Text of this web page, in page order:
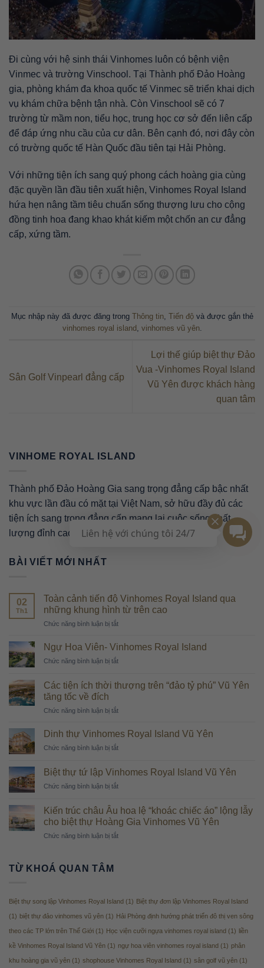
Đi cùng với hệ sinh thái Vinhomes luôn có bệnh viện
Vinmec và trường Vinschool. Tại Thành phố Đảo Hoàng
gia, phòng khám đa khoa quốc tế Vinmec sẽ triển khai dịch
vụ khám chữa bệnh tận nhà. Còn Vinschool sẽ có 7
trường từ mầm non, tiểu học, trung học cơ sở đến liên cấp
để đáp ứng nhu cầu của cư dân. Bên cạnh đó, nơi đây còn
có trường quốc tế Hàn Quốc đầu tiên tại Hải Phòng.
Với những tiện ích sang quý phong cách hoàng gia cùng
đặc quyền lần đầu tiên xuất hiện, Vinhomes Royal Island
hứa hẹn nâng tầm tiêu chuẩn sống thượng lưu cho cộng
đồng tinh hoa đang khao khát kiếm một chốn an cư đẳng
cấp, xứng tầm.
Mục nhập này đã được đăng trong Thông tin, Tiến độvà được gắn thẻ
vinhomes royal island , vinhomes vũ yên.
Sân Golf Vinpearl đẳng cấp
Lợi thế giúp biệt thự Đảo
Vua -Vinhomes Royal Island
Vũ Yên được khách hàng
quan tâm
VINHOME ROYAL ISLAND
Thành phố Đảo Hoàng Gia sang trọng đẳng cấp bậc nhất
khu vực lần đầu có mặt tại Việt Nam, sở hữu đầy đủ các
tiện ích sang trọng đẳng cấp mạng lại cuộc sống chất
lượng đỉnh cao hàng đầu khu vực và thế giới
BÀI VIẾT MỚI NHẤT
02
Th1
Toàn cảnh tiến độ Vinhomes Royal Island qua
những khung hình từ trên cao
Chức năng bình luận bị tắtở
cảnh
độ
Royal
những
hình
Ngự Hoa Viên- Vinhomes Royal Island
Chức năng bình luận bị tắtở
Hoa
Viên-
Royal
Các tiện ích thời thượng trên “đảo tỷ phú” Vũ Yên
tăng tốc về đích
Chức năng bình luận bị tắtở
thời
trên
tỷ
Vũ
Yên
tốc
Dinh thự Vinhomes Royal Island Vũ Yên
Chức năng bình luận bị tắtở
thự
Vinhomes
Royal
Vũ
Yên
Biệt thự tứ lập Vinhomes Royal Island Vũ Yên
Chức năng bình luận bị tắtở
thự
tứ
lập
Vinhomes
Kiến trúc châu Âu hoa lệ “khoác chiếc áo” lộng lẫy
cho biệt thự Hoàng Gia Vinhomes Vũ Yên
Chức năng bình luận bị tắtở
“khoác
chiếc
lộng
lẫy
TỪ KHOÁ QUAN TÂM
Biệt thự song lập Vinhomes Royal Island (1) Biệt thự đơn lập Vinhomes Royal Island
(1) biệt thự đảo vinhomes vũ yên (1) Hải Phòng định hướng phát triển đô thị ven sông
theo các TP lớn trên Thế Giới (1) Học viện cưỡi ngựa vinhomes royal island (1) liền
kề Vinhomes Royal Island Vũ Yên (1) ngự hoa viên vinhomes royal island (1) phân
khu hoàng gia vũ yên (1) shophouse Vinhomes Royal Island (1) sân golf vũ yên (1)
Liên hệ với chúng tôi 24/7